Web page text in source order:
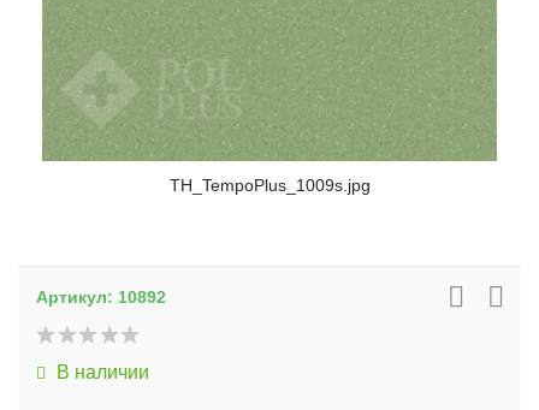
TH_TempoPlus_1009s.jpg
Артикул: 10892
В наличии